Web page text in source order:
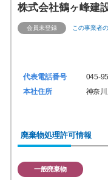
株式会社鶴ヶ峰建
会員未登録 この事業者
代表電話番号
045-
本社住所
神奈
廃棄物処理許可情報
一般廃棄物